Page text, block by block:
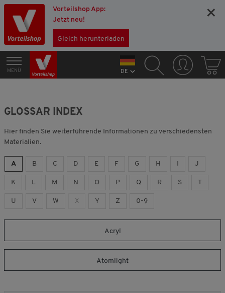
Vorteilshop App:
Jetzt neu!
Gleich herunterladen
×
MENÜ DE
GLOSSAR INDEX
Hier finden Sie weiterführende Informationen zu verschiedensten
Materialien.
A B C D E F G H I J
K L M N O P Q R S T
U V W X Y Z 0-9
Acryl
Atomlight